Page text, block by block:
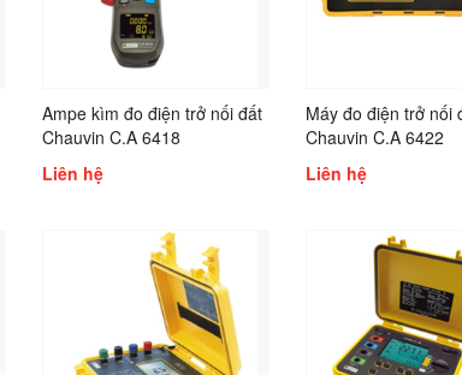
Ampe kìm đo điện trở nối đất
Chauvin C.A 6418
Liên hệ
Máy đo điện trở nối
Chauvin C.A 6422
Liên hệ